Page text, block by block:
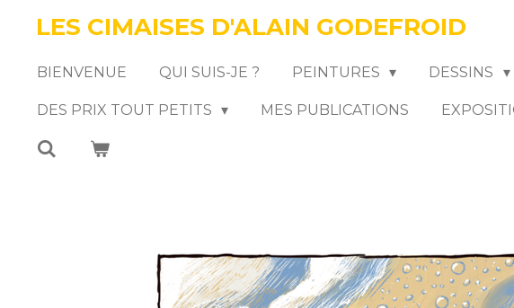
Passer
principal
LES CIMAISES D'ALAIN GODEFROID
BIENVENUE QUI SUIS-JE ? PEINTURES DESSINS
DES PRIX TOUT PETITS MES PUBLICATIONS